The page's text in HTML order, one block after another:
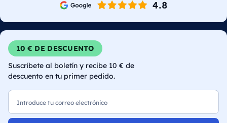
10 € DE DESCUENTO
Suscríbete al boletín y recibe 10 € de
descuento en tu primer pedido.